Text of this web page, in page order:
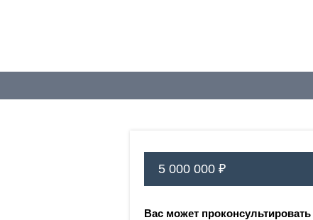
5 000 000 ₽
Вас может проконсультировать